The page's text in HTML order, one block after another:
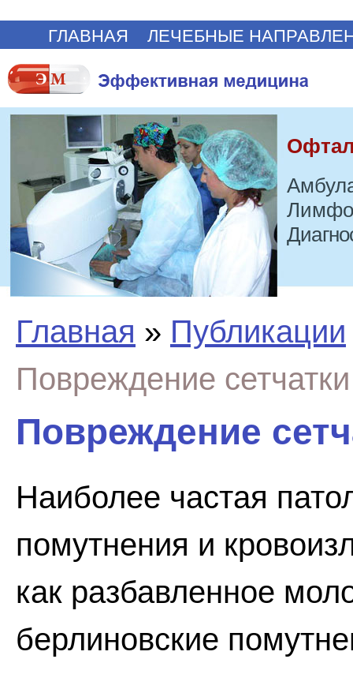
ГЛАВНАЯ ЛЕЧЕБНЫЕ
Главная » Публикации
Повреждение сетчатки
Повреждение
Наиболее частая
помутнения и
как разбавленное
берлиновские